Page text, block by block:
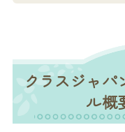
クラスジャパ
ル概